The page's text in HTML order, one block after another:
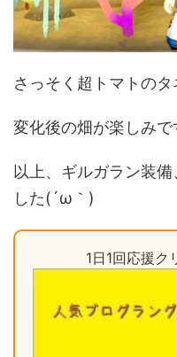
さっそく超トマトのタ
変化後の畑が楽しみ
以上、ギルガラン装
した(´ω｀)
1日1回応援ク